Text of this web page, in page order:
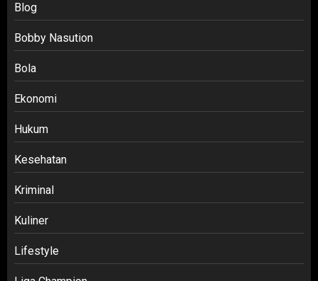
Blog
Bobby Nasution
Bola
Ekonomi
Hukum
Kesehatan
Kriminal
Kuliner
Lifestyle